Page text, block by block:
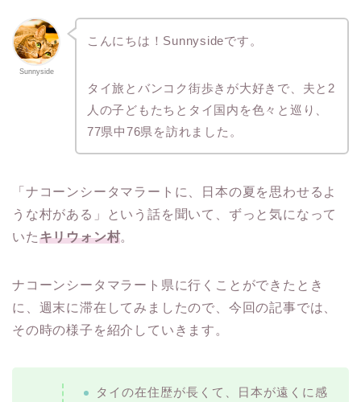
Sunnyside
こんにちは！Sunnysideです。
タイ旅とバンコク街歩きが大好きで、夫と2
人の子どもたちとタイ国内を色々と巡り、
77県中76県を訪れました。
「ナコーンシータマラートに、日本の夏を思わせるよ
うな村がある」という話を聞いて、ずっと気になって
いたキリウォン村。
ナコーンシータマラート県に行くことができたとき
に、週末に滞在してみましたので、今回の記事では、
その時の様子を紹介していきます。
タイの在住歴が長くて、日本が遠くに感